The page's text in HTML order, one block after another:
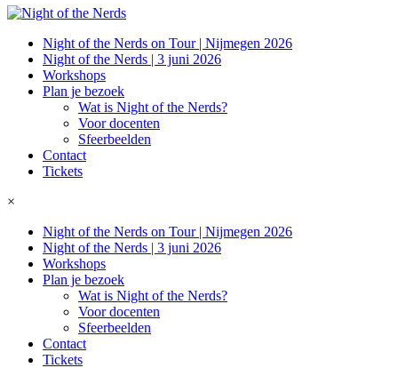
Night of the Nerds on Tour | Nijmegen 2026
Night of the Nerds | 3 juni 2026
Workshops
Plan je bezoek
Wat is Night of the Nerds?
Voor docenten
Sfeerbeelden
Contact
Tickets
×
Night of the Nerds on Tour | Nijmegen 2026
Night of the Nerds | 3 juni 2026
Workshops
Plan je bezoek
Wat is Night of the Nerds?
Voor docenten
Sfeerbeelden
Contact
Tickets